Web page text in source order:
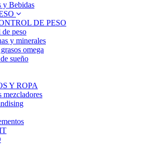
y Bebidas
DE PESO
peso
y minerales
omega
sueño
Y ROPA
mezcladores